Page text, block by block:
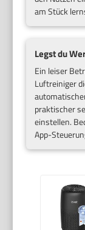
am Stück
Legst du
Ein leiser
Luftreiniger
praktischer
einstellen.
App-